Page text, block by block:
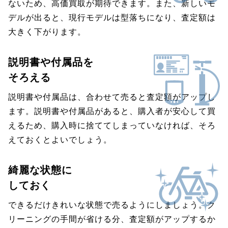
ないため、高価買取が期待できます。また、新しいモ
デルが出ると、現行モデルは型落ちになり、査定額は
大きく下がります。
説明書や付属品を
そろえる
説明書や付属品は、合わせて売ると査定額がアップし
ます。説明書や付属品があると、購入者が安心して買
えるため、購入時に捨ててしまっていなければ、そろ
えておくとよいでしょう。
綺麗な状態に
しておく
できるだけきれいな状態で売るようにしましょう。ク
リーニングの手間が省ける分、査定額がアップするか